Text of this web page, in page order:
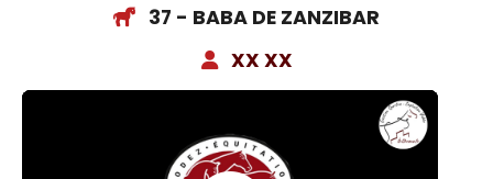
37 - BABA DE ZANZIBAR
XX XX